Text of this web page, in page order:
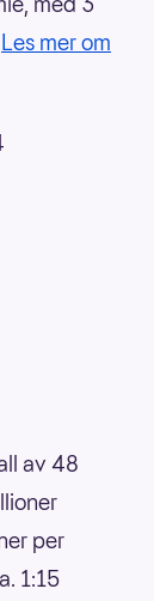
Les mer om
av 48
per
1:15